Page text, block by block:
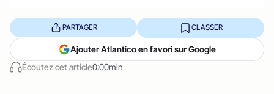
Écoutez cet article0:00min
PARTAGER CLASSER
Ajouter Atlantico en favori sur Google